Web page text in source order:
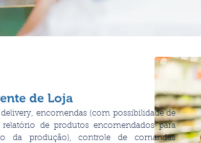
de Loja
encomendas (com possibilidade de
de produtos encomendados para
da produção), controle de comandas